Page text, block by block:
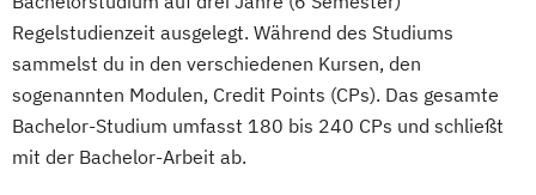
Business Intelligence
Business Intelligence (DE/EN)
Cloud Computing Coaching
Coaching und Supervision
Studienzentrum Hamburg Logistik-Bachelor
Studienzentrum Judenburg
Therapie- und Pflegewissenschaften
Wirtschaftsingenieurwesen
Wirtschaftsingenieurwesen für HTL-
Absolventen
Wirtschaftspsychologie
Regelstudienzeit ausgelegt. Während des Studiums
sammelst du in den verschiedenen Kursen, den
sogenannten Modulen, Credit Points (CPs). Das gesamte
Bachelor-Studium umfasst 180 bis 240 CPs und schließt
mit der Bachelor-Arbeit ab.